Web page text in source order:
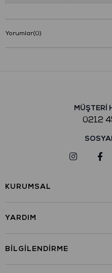
Yorumlar(0)
MÜŞTERİ
0212
KURUMSAL
YARDIM
BILGILENDIRME